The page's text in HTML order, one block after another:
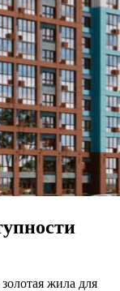
жила для